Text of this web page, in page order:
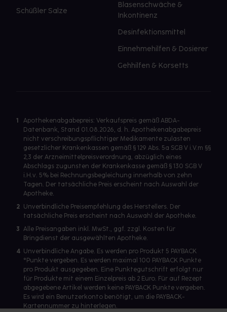
Schüßler Salze
Blasenschwäche &
Inkontinenz
Desinfektionsmittel
Einnehmehilfen & Dosierer
Gehhilfen & Korsetts
1
Apothekenabgabepreis: Verkaufspreis gemäß ABDA-
Datenbank, Stand 01.08.2026, d. h. Apothekenabgabepreis
nicht verschreibungspflichtiger Medikamente zulasten
gesetzlicher Krankenkassen gemäß § 129 Abs. 5a SGB V i.V.m §§
2,3 der Arzneimittelpreisverordnung, abzüglich eines
Abschlags zugunsten der Krankenkasse gemäß § 130 SGB V
i.H.v. 5% bei Rechnungsbegleichung innerhalb von zehn
Tagen. Der tatsächliche Preis erscheint nach Auswahl der
Apotheke.
2 Unverbindliche Preisempfehlung des Herstellers. Der
tatsächliche Preis erscheint nach Auswahl der Apotheke.
3 Alle Preisangaben inkl. MwSt., ggf. zzgl. Kosten für
Bringdienst der ausgewählten Apotheke.
4 Unverbindliche Angabe. Es werden pro Produkt 5 PAYBACK
°Punkte vergeben. Es werden maximal 100 PAYBACK Punkte
pro Produkt ausgegeben. Eine Punktegutschrift erfolgt nur
für Produkte mit einem Einzelpreis ab 2 Euro. Für auf Rezept
abgegebene Artikel werden keine PAYBACK Punkte vergeben.
Es wird ein Benutzerkonto benötigt, um die PAYBACK-
Kartennummer zu hinterlegen.